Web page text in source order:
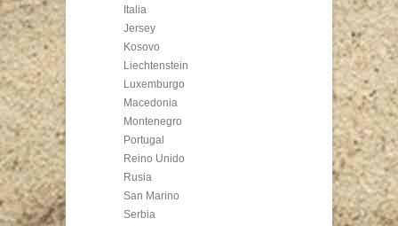
Italia
Jersey
Kosovo
Liechtenstein
Luxemburgo
Macedonia
Montenegro
Portugal
Reino Unido
Rusia
San Marino
Serbia